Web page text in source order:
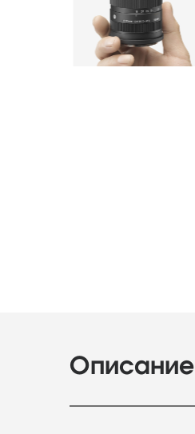
Описание